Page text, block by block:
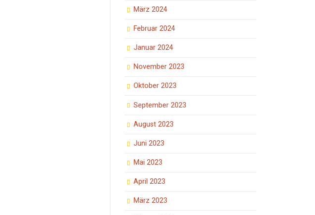
März 2024
Februar 2024
Januar 2024
November 2023
Oktober 2023
September 2023
August 2023
Juni 2023
Mai 2023
April 2023
März 2023